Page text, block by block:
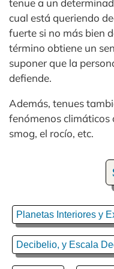
tenue a un
cual está queriendo
fuerte si no más bien
término obtiene un
suponer que la
defiende.
Además, tenues
fenómenos climáticos
smog, el rocío, etc.
Planetas Interiores y
Decibelio, y Escala